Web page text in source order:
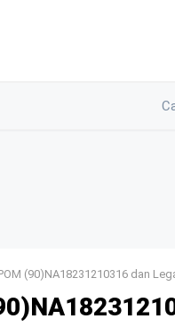
(90)NA18231210316 dan